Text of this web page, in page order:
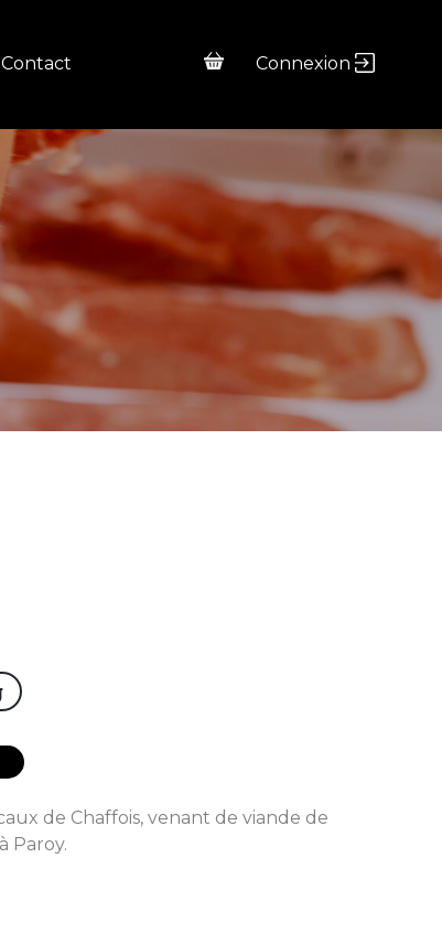
Contact Connexion
de Chaffois, venant de viande de
Paroy.